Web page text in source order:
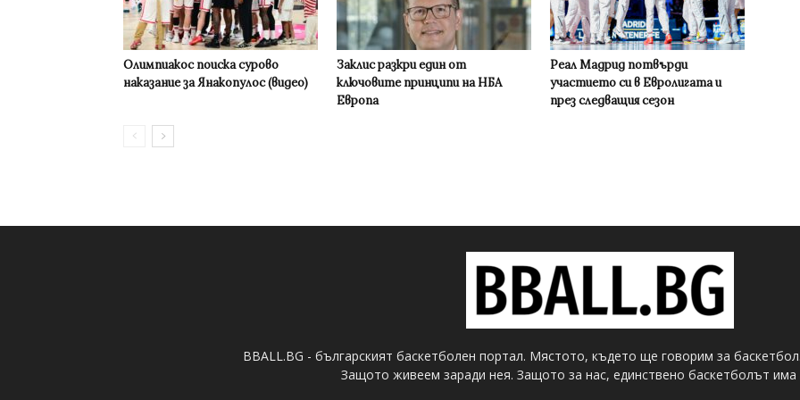
Олимпиакос поиска сурово
наказание за Янакопулос (видео)
Заклис разкри един от
ключовите принципи на НБА
Европа
Реал Мадрид потвърди
участието си в Евролигата и
през следващия сезон
BBALL.BG - българският баскетболен портал. Мястото, където ще говорим за
Защото живеем заради нея. Защото за нас, единствено баскетболът има